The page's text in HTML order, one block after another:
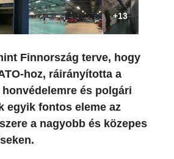
+13
Finnország terve, hogy
hoz, ráirányította a
és polgári
egyik fontos eleme az
a nagyobb és közepes